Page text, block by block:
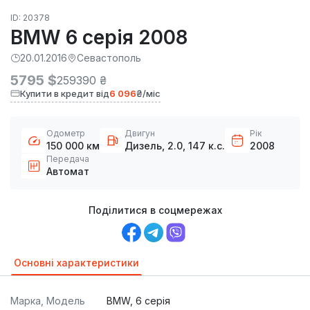
ID: 20378
BMW 6 серія 2008
20.01.2016 Севастополь
5795 $259390 ₴
Купити в кредит від6 096₴/міс
Одометр
150 000 км
Двигун
Дизель, 2.0, 147 к.с.
Рік
2008
Передача
Автомат
Поділитися в соцмережах
Основні характеристики
Марка, Модель BMW, 6 серія